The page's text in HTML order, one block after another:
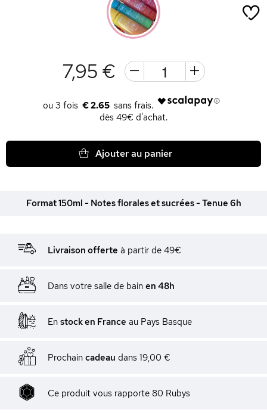
7,95 €
€ 2.65
dès 49€ d'achat.
Ajouter au panier
Format 150ml - Notes florales et sucrées - Tenue 6h
Livraison offerte à partir de 49€
Dans votre salle de bain en 48h
En stock en France au Pays Basque
Prochain cadeau dans 19,00 €
Ce produit vous rapporte 80 Rubys